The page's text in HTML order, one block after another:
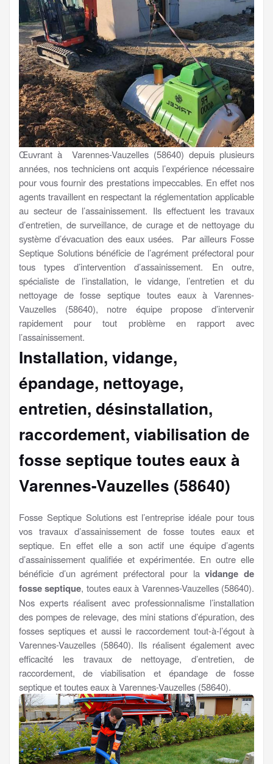
Œuvrant à Varennes-Vauzelles (58640) depuis plusieurs
années, nos techniciens ont acquis l’expérience nécessaire
pour vous fournir des prestations impeccables. En effet nos
agents travaillent en respectant la réglementation applicable
au secteur de l’assainissement. Ils effectuent les travaux
d’entretien, de surveillance, de curage et de nettoyage du
système d’évacuation des eaux usées. Par ailleurs Fosse
Septique Solutions bénéficie de l’agrément préfectoral pour
tous types d’intervention d’assainissement. En outre,
spécialiste de l’installation, le vidange, l’entretien et du
nettoyage de fosse septique toutes eaux à Varennes-
Vauzelles (58640), notre équipe propose d’intervenir
rapidement pour tout problème en rapport avec
l’assainissement.
Installation, vidange,
épandage, nettoyage,
entretien, désinstallation,
raccordement, viabilisation de
fosse septique toutes eaux à
Varennes-Vauzelles (58640)
Fosse Septique Solutions est l’entreprise idéale pour tous
vos travaux d’assainissement de fosse toutes eaux et
septique. En effet elle a son actif une équipe d’agents
d’assainissement qualifiée et expérimentée. En outre elle
bénéficie d’un agrément préfectoral pour lavidange de
fosse septique, toutes eaux à Varennes-Vauzelles (58640).
Nos experts réalisent avec professionnalisme l’installation
des pompes de relevage, des mini stations d’épuration, des
fosses septiques et aussi le raccordement tout-à-l’égout à
Varennes-Vauzelles (58640). Ils réalisent également avec
efficacité les travaux de nettoyage, d’entretien, de
raccordement, de viabilisation et épandage de fosse
septique et toutes eaux à Varennes-Vauzelles (58640).